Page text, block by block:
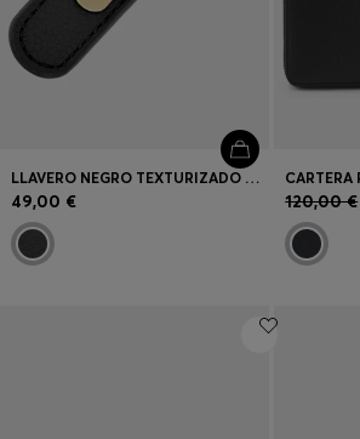
LLAVERO NEGRO TEXTURIZADO CON HERRAJES DOUBLE B EN TONO DORADO
49,00 € 120,00 €